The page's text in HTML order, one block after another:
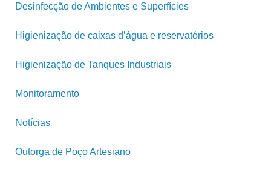
Desinfecção de Ambientes e Superfícies
Higienização de caixas d’água e reservatórios
Higienização de Tanques Industriais
Monitoramento
Notícias
Outorga de Poço Artesiano